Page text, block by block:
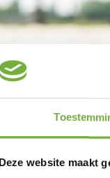
Deze website maakt